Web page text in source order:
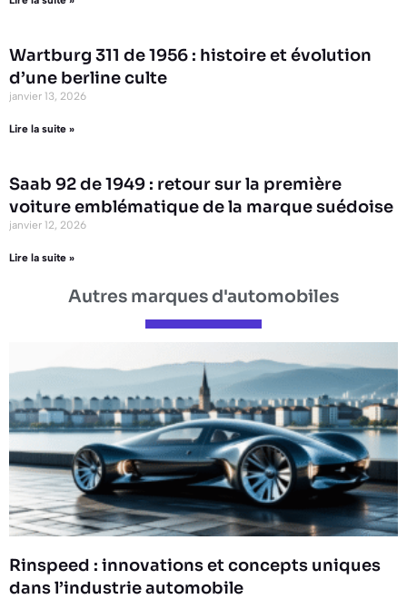
Wartburg 311 de 1956 : histoire et évolution
d’une berline culte
janvier 13, 2026
Lire la suite »
Saab 92 de 1949 : retour sur la première
voiture emblématique de la marque suédoise
janvier 12, 2026
Lire la suite »
Autres marques d'automobiles
Rinspeed : innovations et concepts uniques
dans l’industrie automobile